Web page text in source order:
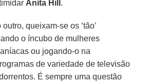
Anita Hill .
queixam-se os ‘tão’
o íncubo de mulheres
ou jogando-o na
de variedade de televisão
É sempre uma questão